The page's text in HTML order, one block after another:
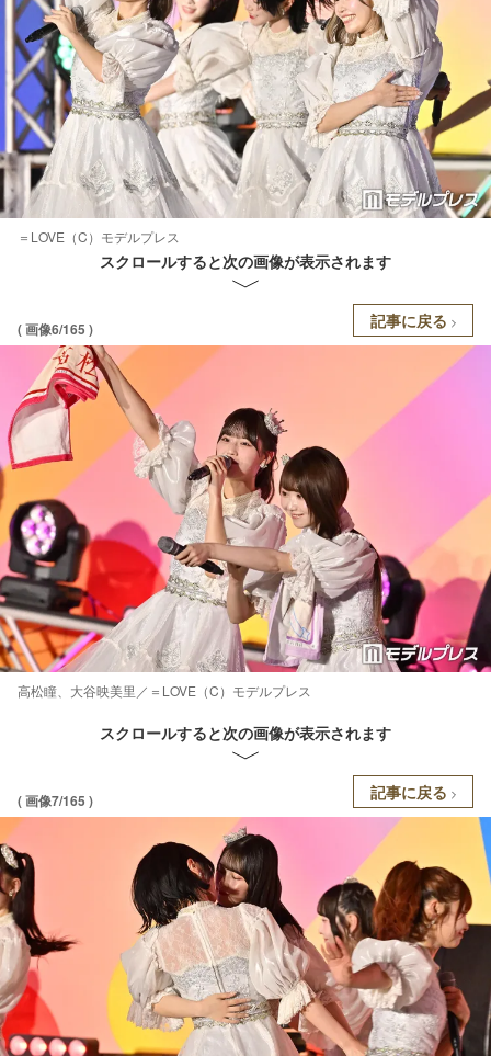
＝LOVE（C）モデルプレス
スクロールすると次の画像が表示されます
( 画像6/165 ) 記事に戻る
高松瞳、大谷映美里／＝LOVE（C）モデルプレス
スクロールすると次の画像が表示されます
( 画像7/165 ) 記事に戻る